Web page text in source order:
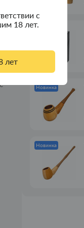
с
18 лет.
лет
Новинка
Новинка
Новинка